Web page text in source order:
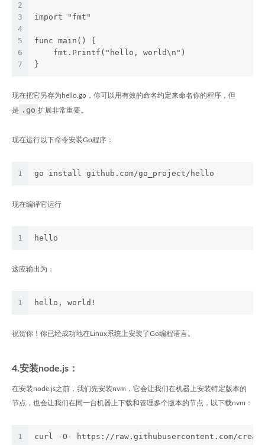
2
3
4
5
6
7
import "fmt"
func main() {
    fmt.Printf("hello, world\n")
}
现在把它另存为hello.go，你可以用有效的命名约定来命名你的程序，但
是 .go 扩展非常重要。
现在运行以下命令安装Go程序：
1 go install github.com/go_project/hello
现在编译它运行
1 hello
这应输出为：
1 hello, world!
祝贺你！你已经成功地在Linux系统上安装了Go编程语言。
4.安装node.js：
在安装node.js之前，我们先安装nvm，它会让我们在机器上安装特定版本的
节点，也会让我们在同一台机器上下载和管理多个版本的节点，以下载nvm：
1 curl -O- https://raw.githubusercontent.com/